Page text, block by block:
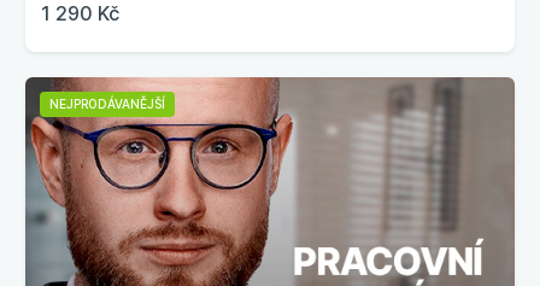
1 290 Kč
NEJPRODÁVANĚJŠÍ